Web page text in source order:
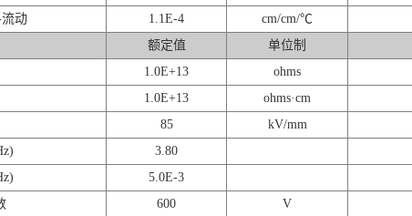
动
1.1E-4 cm/cm/℃
额定值 单位制
1.0E+13 ohms
1.0E+13 ohms·cm
85 kV/mm
3.80
5.0E-3
600 V